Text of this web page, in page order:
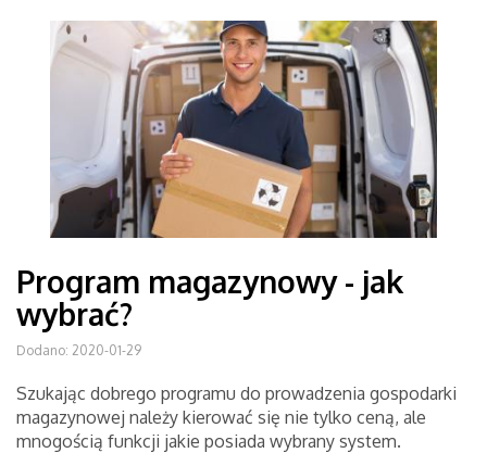
Program magazynowy - jak
wybrać?
Dodano: 2020-01-29
Szukając dobrego programu do prowadzenia gospodarki
magazynowej należy kierować się nie tylko ceną, ale
mnogością funkcji jakie posiada wybrany system.